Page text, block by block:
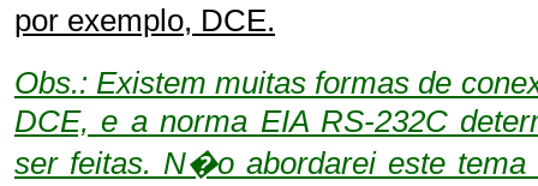
por exemplo, DCE.
Obs.: Existem muitas formas de
DCE, e a norma EIA RS-232C
ser feitas. N�o abordarei este tema